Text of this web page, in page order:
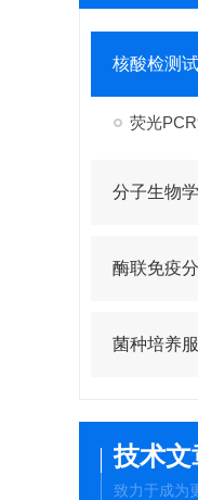
核酸检测
荧光
分子生物
酶联免疫
菌种培养
技术文
致力于成为